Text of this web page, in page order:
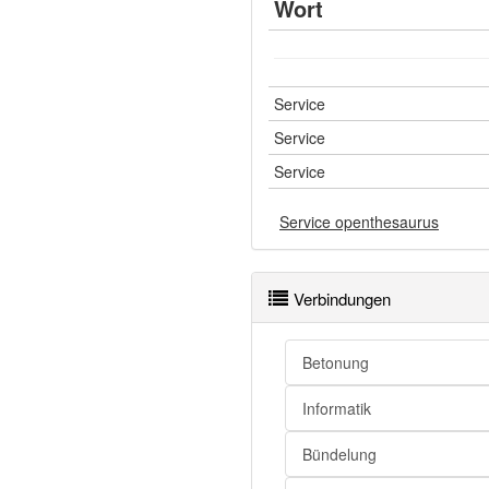
des
Singular
Nominativ
das
Akkusativ
Dativ dem
Genitiv des
Wort
Service
Service
Service
Service openthesaurus
Verbindungen
Betonung
Informatik
Bündelung